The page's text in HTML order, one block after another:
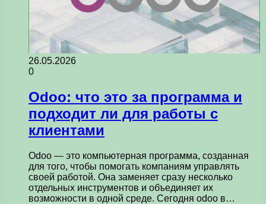
26.05.2026
0
Odoo: что это за программа и
подходит ли для работы с
клиентами
Odoo — это компьютерная программа, созданная
для того, чтобы помогать компаниям управлять
своей работой. Она заменяет сразу несколько
отдельных инструментов и объединяет их
возможности в одной среде. Сегодня odoo в…